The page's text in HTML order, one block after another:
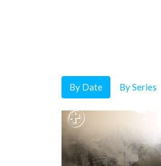
By Date By Series